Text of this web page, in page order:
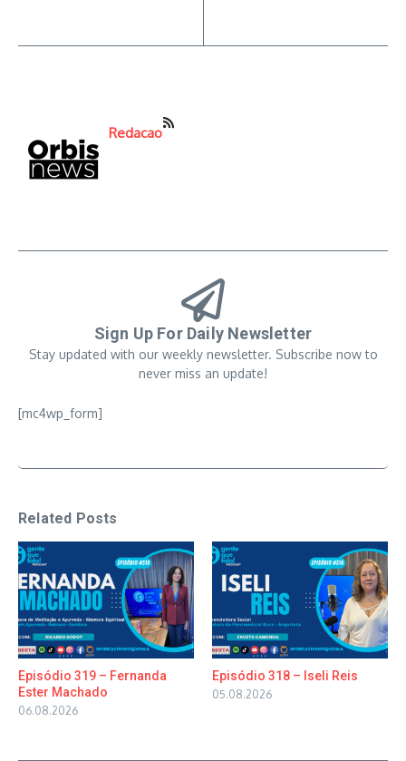
Redacao
Sign Up For Daily Newsletter
Stay updated with our weekly newsletter. Subscribe now to
never miss an update!
[mc4wp_form]
Related Posts
Episódio 319 – Fernanda
Ester Machado
06.08.2026
Episódio 318 – Iseli Reis
05.08.2026